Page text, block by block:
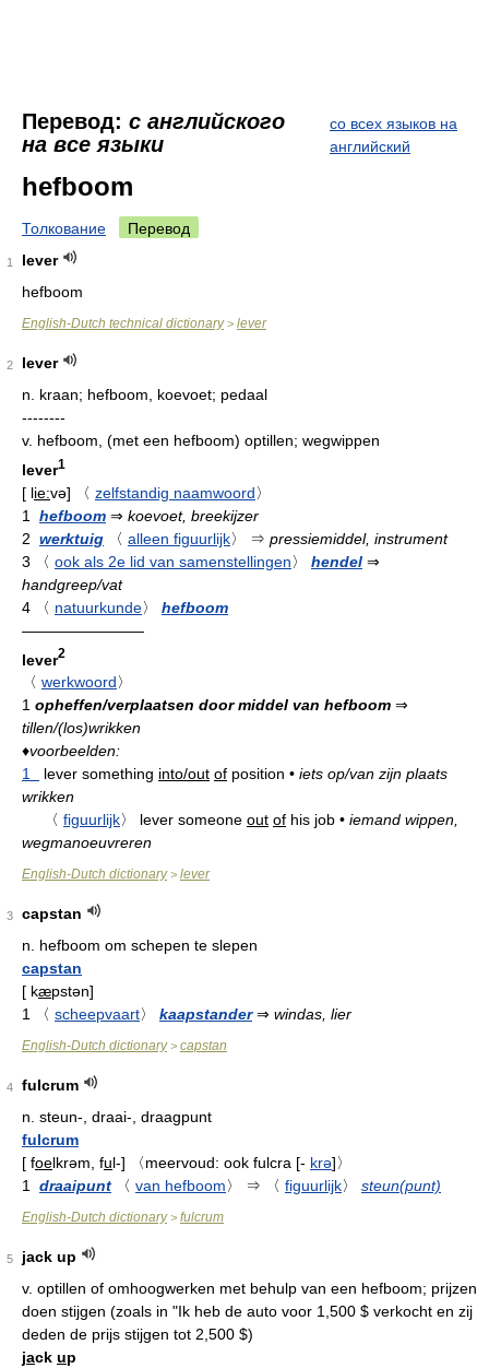
Перевод: с английского
на все языки
со всех языков на
английский
hefboom
Толкование Перевод
1
lever
hefboom
English-Dutch technical dictionary> lever
2
lever
n.
kraan; hefboom, koevoet; pedaal
--------
v. hefboom, (met een hefboom) optillen; wegwippen
lever1
[ lie:və] 〈 zelfstandig naamwoord〉
1
hefboom ⇒ koevoet, breekijzer
2 werktuig 〈 alleen figuurlijk〉 ⇒ pressiemiddel, instrument
3
〈 ook als 2e lid van samenstellingen〉 hendel ⇒
handgreep/vat
4
〈 natuurkunde〉
hefboom
————————
lever2
〈 werkwoord〉
1 opheffen/verplaatsen door middel van hefboom ⇒
tillen/(los)wrikken
♦voorbeelden:
1
lever something into/out of position • iets op/van zijn plaats
wrikken
〈 figuurlijk〉 lever someone out of his job • iemand wippen,
wegmanoeuvreren
English-Dutch dictionary> lever
3
capstan
n. hefboom om schepen te slepen
capstan
[ kæpstən]
1
〈 scheepvaart〉 kaapstander⇒ windas, lier
English-Dutch dictionary> capstan
4
fulcrum
n. steun-, draai-, draagpunt
fulcrum
[ foelkrəm, ful-] 〈meervoud: ook fulcra [- krə]〉
1 draaipunt 〈 van hefboom〉 ⇒ 〈 figuurlijk〉 steun(punt)
English-Dutch dictionary> fulcrum
5
jack up
v. optillen of omhoogwerken met behulp van een hefboom; prijzen
doen stijgen (zoals in "Ik heb de auto voor 1,500 $ verkocht en zij
deden de prijs stijgen tot 2,500 $)
jack up